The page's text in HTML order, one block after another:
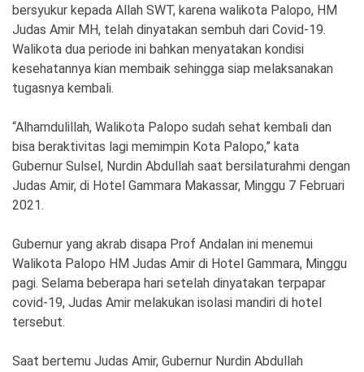
bersyukur kepada Allah SWT, karena walikota Palopo, HM
Judas Amir MH, telah dinyatakan sembuh dari Covid-19.
Walikota dua periode ini bahkan menyatakan kondisi
kesehatannya kian membaik sehingga siap melaksanakan
tugasnya kembali.
“Alhamdulillah, Walikota Palopo sudah sehat kembali dan
bisa beraktivitas lagi memimpin Kota Palopo,” kata
Gubernur Sulsel, Nurdin Abdullah saat bersilaturahmi dengan
Judas Amir, di Hotel Gammara Makassar, Minggu 7 Februari
2021.
Gubernur yang akrab disapa Prof Andalan ini menemui
Walikota Palopo HM Judas Amir di Hotel Gammara, Minggu
pagi. Selama beberapa hari setelah dinyatakan terpapar
covid-19, Judas Amir melakukan isolasi mandiri di hotel
tersebut.
Saat bertemu Judas Amir, Gubernur Nurdin Abdullah